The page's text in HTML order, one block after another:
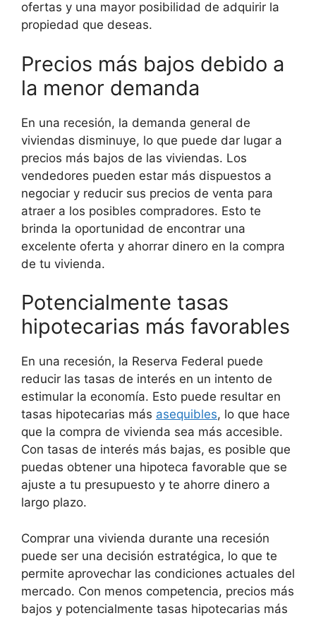
ofertas y una mayor posibilidad de adquirir la
propiedad que deseas.
Precios más bajos debido a
la menor demanda
En una recesión, la demanda general de
viviendas disminuye, lo que puede dar lugar a
precios más bajos de las viviendas. Los
vendedores pueden estar más dispuestos a
negociar y reducir sus precios de venta para
atraer a los posibles compradores. Esto te
brinda la oportunidad de encontrar una
excelente oferta y ahorrar dinero en la compra
de tu vivienda.
Potencialmente tasas
hipotecarias más favorables
En una recesión, la Reserva Federal puede
reducir las tasas de interés en un intento de
estimular la economía. Esto puede resultar en
tasas hipotecarias más asequibles, lo que hace
que la compra de vivienda sea más accesible.
Con tasas de interés más bajas, es posible que
puedas obtener una hipoteca favorable que se
ajuste a tu presupuesto y te ahorre dinero a
largo plazo.
Comprar una vivienda durante una recesión
puede ser una decisión estratégica, lo que te
permite aprovechar las condiciones actuales del
mercado. Con menos competencia, precios más
bajos y potencialmente tasas hipotecarias más